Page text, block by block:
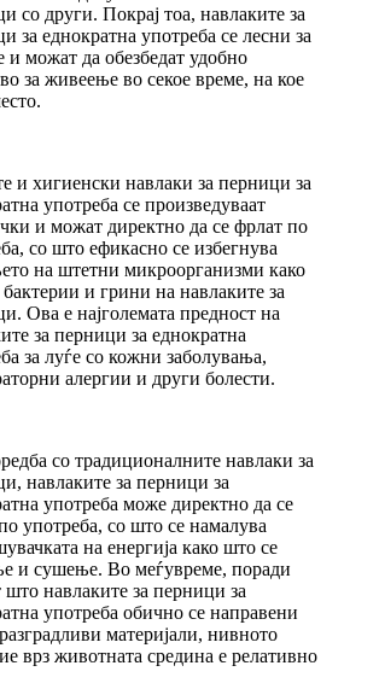
со други. Покрај тоа, навлаките за
за еднократна употреба се лесни за
и можат да обезбедат удобно
за живеење во секое време, на кое
и хигиенски навлаки за перници за
употреба се произведуваат
и можат директно да се фрлат по
со што ефикасно се избегнува
на штетни микроорганизми како
и грини на навлаките за
Ова е најголемата предност на
за перници за еднократна
за луѓе со кожни заболувања,
алергии и други болести.
со традиционалните навлаки за
навлаките за перници за
употреба може директно да се
употреба, со што се намалува
на енергија како што се
и сушење. Во меѓувреме, поради
што навлаките за перници за
употреба обично се направени
материјали, нивното
врз животната средина е релативно